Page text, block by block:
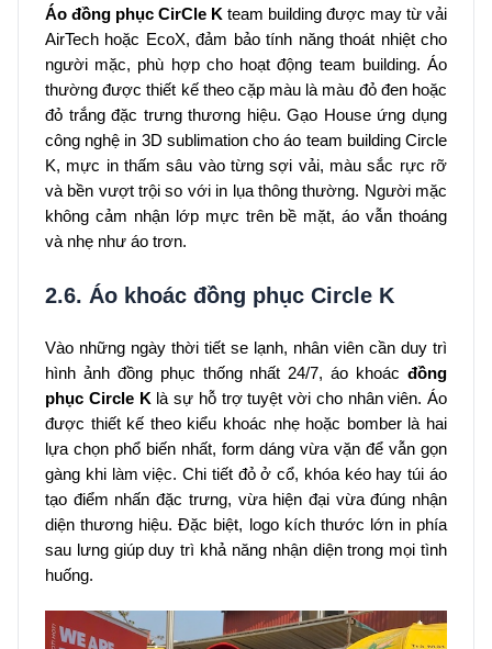
Áo đồng phục CirCle K team building được may từ vải
AirTech hoặc EcoX, đảm bảo tính năng thoát nhiệt cho
người mặc, phù hợp cho hoạt động team building. Áo
thường được thiết kế theo cặp màu là màu đỏ đen hoặc
đỏ trắng đặc trưng thương hiệu. Gạo House ứng dụng
công nghệ in 3D sublimation cho áo team building Circle
K, mực in thấm sâu vào từng sợi vải, màu sắc rực rỡ
và bền vượt trội so với in lụa thông thường. Người mặc
không cảm nhận lớp mực trên bề mặt, áo vẫn thoáng
và nhẹ như áo trơn.
2.6. Áo khoác đồng phục Circle K
Vào những ngày thời tiết se lạnh, nhân viên cần duy trì
hình ảnh đồng phục thống nhất 24/7, áo khoác đồng
phục Circle K là sự hỗ trợ tuyệt vời cho nhân viên. Áo
được thiết kế theo kiểu khoác nhẹ hoặc bomber là hai
lựa chọn phổ biến nhất, form dáng vừa vặn để vẫn gọn
gàng khi làm việc. Chi tiết đỏ ở cổ, khóa kéo hay túi áo
tạo điểm nhấn đặc trưng, vừa hiện đại vừa đúng nhận
diện thương hiệu. Đặc biệt, logo kích thước lớn in phía
sau lưng giúp duy trì khả năng nhận diện trong mọi tình
huống.